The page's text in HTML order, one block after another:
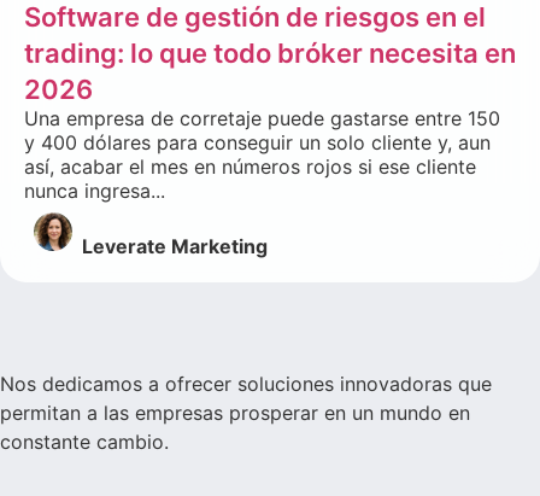
Software de gestión de riesgos en el
trading: lo que todo bróker necesita en
2026
Una empresa de corretaje puede gastarse entre 150
y 400 dólares para conseguir un solo cliente y, aun
así, acabar el mes en números rojos si ese cliente
nunca ingresa...
Leverate Marketing
Nos dedicamos a ofrecer soluciones innovadoras que
permitan a las empresas prosperar en un mundo en
constante cambio.